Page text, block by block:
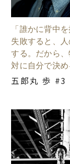
「誰かに背中
失敗すると、
する。だから
対に自分で決め
五郎丸 歩 #3